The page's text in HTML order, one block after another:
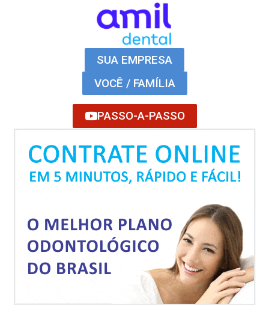
SUA EMPRESA
VOCÊ / FAMÍLIA
PASSO-A-PASSO